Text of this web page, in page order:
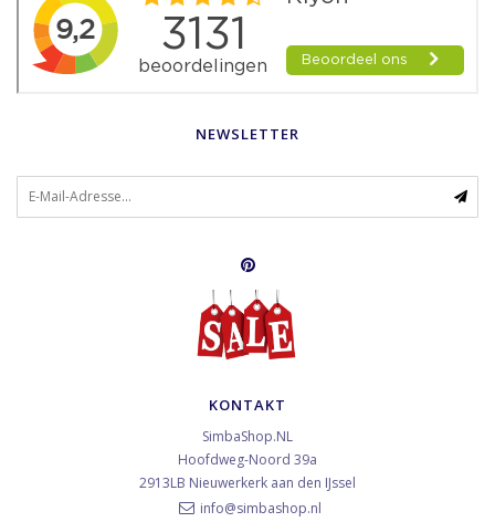
NEWSLETTER
KONTAKT
SimbaShop.NL
Hoofdweg-Noord 39a
2913LB Nieuwerkerk aan den IJssel
info@simbashop.nl